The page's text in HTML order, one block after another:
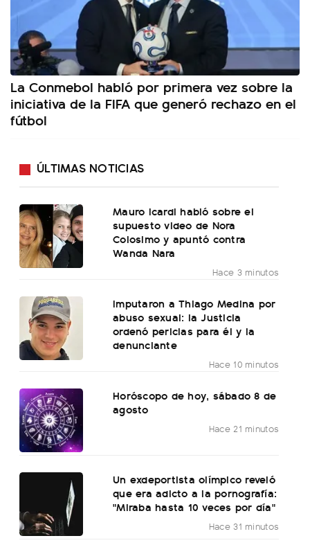
La Conmebol habló por primera vez sobre la
iniciativa de la FIFA que generó rechazo en el
fútbol
ÚLTIMAS NOTICIAS
Mauro Icardi habló sobre el
supuesto video de Nora
Colosimo y apuntó contra
Wanda Nara
Hace 3 minutos
Imputaron a Thiago Medina por
abuso sexual: la Justicia
ordenó pericias para él y la
denunciante
Hace 10 minutos
Horóscopo de hoy, sábado 8 de
agosto
Hace 21 minutos
Un exdeportista olímpico reveló
que era adicto a la pornografía:
"Miraba hasta 10 veces por día"
Hace 31 minutos